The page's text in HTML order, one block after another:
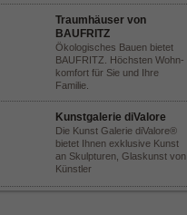
Traumhäuser von
BAUFRITZ
Ökologisches Bauen bietet
BAUFRITZ. Höchsten Wohn-
komfort für Sie und Ihre
Familie.
Kunstgalerie diValore
Die Kunst Galerie diValore®
bietet Ihnen exklusive Kunst
an Skulpturen, Glaskunst von
Künstler